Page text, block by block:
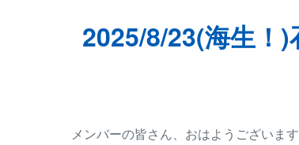
2025/8/23(海生！
メンバーの皆さん、おはようございます